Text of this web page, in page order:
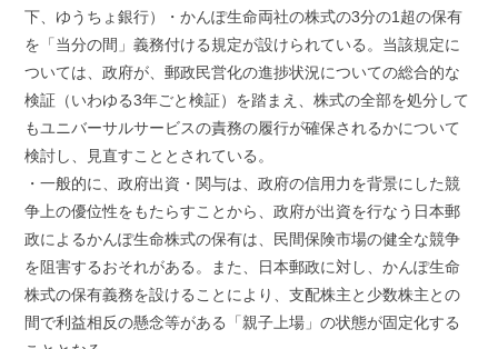
下、ゆうちょ銀行）・かんぽ生命両社の株式の3分の1超の保有
を「当分の間」義務付ける規定が設けられている。当該規定に
ついては、政府が、郵政民営化の進捗状況についての総合的な
検証（いわゆる3年ごと検証）を踏まえ、株式の全部を処分して
もユニバーサルサービスの責務の履行が確保されるかについて
検討し、見直すこととされている。
・一般的に、政府出資・関与は、政府の信用力を背景にした競
争上の優位性をもたらすことから、政府が出資を行なう日本郵
政によるかんぽ生命株式の保有は、民間保険市場の健全な競争
を阻害するおそれがある。また、日本郵政に対し、かんぽ生命
株式の保有義務を設けることにより、支配株主と少数株主との
間で利益相反の懸念等がある「親子上場」の状態が固定化する